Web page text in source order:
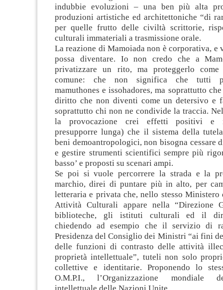
indubbie evoluzioni – una ben più alta
produzioni artistiche ed architettoniche “di
per quelle frutto delle civiltà scrittorie,
culturali immateriali a trasmissione orale.
La reazione di Mamoiada non è corporativa, e
possa diventare. Io non credo che a
privatizzare un rito, ma proteggerlo come
comune: che non significa che tutti
mamuthones e issohadores, ma soprattutto
diritto che non diventi come un detersivo e
soprattutto chi non ne condivide la traccia.
la provocazione crei effetti positivi e
presupporre lunga) che il sistema della
beni demoantropologici, non bisogna cessare
e gestire strumenti scientifici sempre più
basso’ e proposti su scenari ampi.
Se poi si vuole percorrere la strada e la
marchio, direi di puntare più in alto, per
letteraria e privata che, nello stesso Ministero
Attività Culturali appare nella “Direzione
biblioteche, gli istituti culturali ed il
chiedendo ad esempio che il servizio di
Presidenza del Consiglio dei Ministri “ai fini
delle funzioni di contrasto delle attività
proprietà intellettuale”, tuteli non solo
collettive e identitarie. Proponendo lo
O.M.P.I., l’Organizzazione mondiale